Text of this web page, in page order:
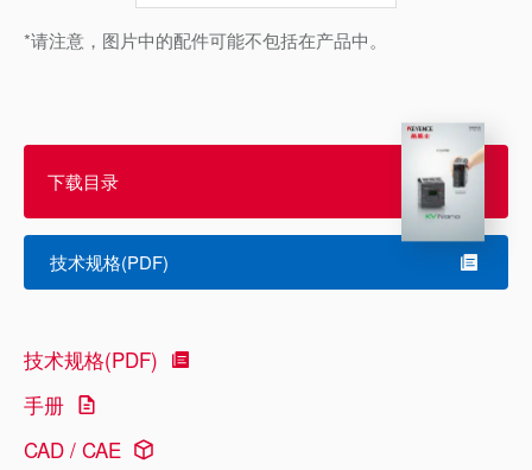
*请注意，图片中的配件可能不包括在产品中。
下载目录
技术规格(PDF)
技术规格(PDF)
手册
CAD / CAE